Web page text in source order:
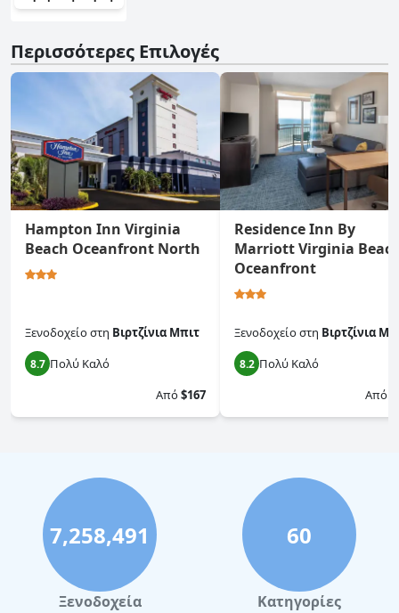
Περισσότερες Επιλογές
Hampton Inn Virginia
Beach Oceanfront North
Ξενοδοχείοστη Βιρτζίνια Μπιτ
8.7 Πολύ Καλό
Από$167
Residence Inn By
Marriott Virginia
Oceanfront
Ξενοδοχείοστη Βιρτζίνια
8.2 Πολύ Καλό
Από
7,258,491
Ξενοδοχεία
60
Κατηγορίες